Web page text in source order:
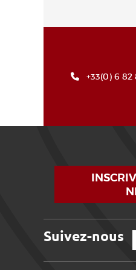
+33(0) 6 82
Suivez-nous